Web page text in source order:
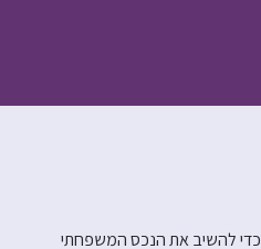
כדי להשיב את הנכס המשפחתי